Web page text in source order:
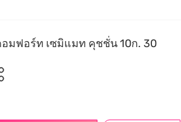
มฟอร์ท เซมิแมท คุชชั่น 10ก. 30